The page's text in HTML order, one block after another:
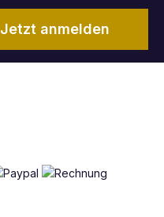
Jetzt anmelden